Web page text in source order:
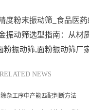
度粉末振动筛_食品医
振动筛选型指南：从材
粉振动筛,面粉振动筛厂
RELATED NEWS
杂工序中产能匹配判断方法